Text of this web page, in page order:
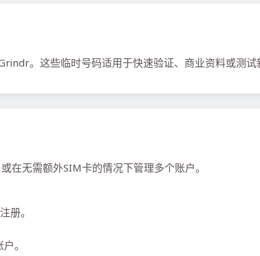
。这些临时号码适用于快速验证、商业资料或测试
在无需额外SIM卡的情况下管理多个账户。
册。
。